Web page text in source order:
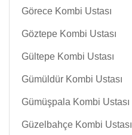
Görece Kombi Ustası
Göztepe Kombi Ustası
Gültepe Kombi Ustası
Gümüldür Kombi Ustası
Gümüşpala Kombi Ustası
Güzelbahçe Kombi Ustası